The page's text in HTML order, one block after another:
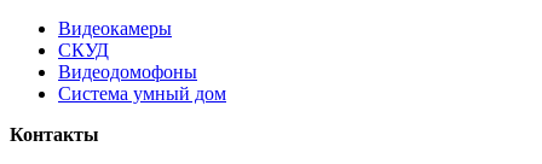
Видеокамеры
СКУД
Видеодомофоны
Система умный дом
Контакты